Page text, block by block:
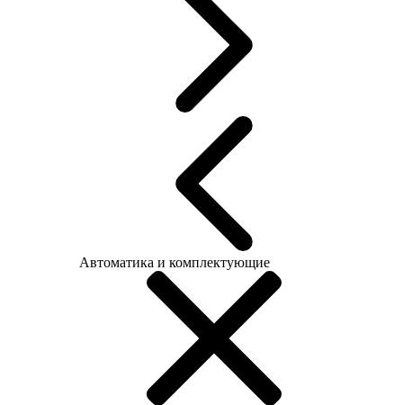
Автоматика и комплектующие